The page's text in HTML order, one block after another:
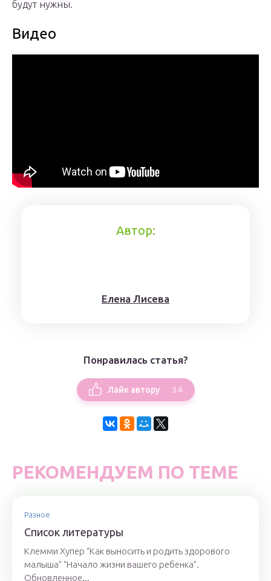
будут нужны.
Видео
Автор:
Елена Лисева
Понравилась статья?
Лайк автору 34
РЕКОМЕНДУЕМ ПО ТЕМЕ
Разное
Список литературы
Клемми Хупер “Как выносить и родить здорового
малыша” “Начало жизни вашего ребенка”.
Обновленное...